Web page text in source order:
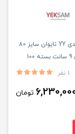
بست کمربندی YY تایوان سایز 80
سانت عرض 9 سانت بسته 100
1 نفر
تومان